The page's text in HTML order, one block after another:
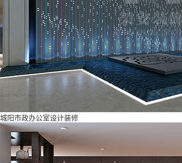
城阳市政办公室设计装修